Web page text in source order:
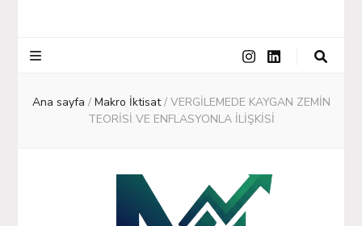
Ana sayfa / Makro İktisat/ VERGİLEMEDE KAYGAN ZEMİN
TEORİSİ VE ENFLASYONLA İLİŞKİSİ